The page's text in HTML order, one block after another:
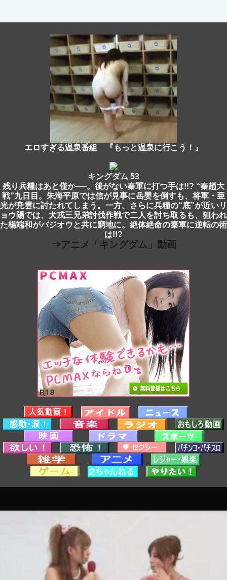
エロすぎる温泉番組 『もっと温泉に行こう！』
キングダム 53
残り兵糧はあと僅か──。後がない秦軍に打つ手は!!? “秦趙大
戦”九日目。朱海平原では信が見事に岳嬰を倒すも、将軍・亜
光が尭雲に討たれてしまう。一方、さらに兵糧の“底”が近いリ
ョウ陽では、犬戎三兄弟討伐作戦で二人を討ち取るも、狙われ
た楊端和がバジオウと共に窮地に。絶体絶命の秦軍に逆転の術
は!!?
⇒アニメ「キングダム」動画